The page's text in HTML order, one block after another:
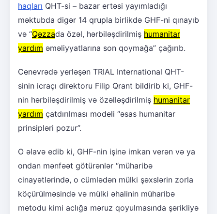
haqları QHT-si – bazar ertəsi yayımladığı
məktubda digər 14 qrupla birlikdə GHF-ni qınayıb
və “Qəzzada özəl, hərbiləşdirilmiş humanitar
yardım əməliyyatlarına son qoymağa” çağırıb.
Cenevrədə yerləşən TRIAL International QHT-
sinin icraçı direktoru Filip Qrant bildirib ki, GHF-
nin hərbiləşdirilmiş və özəlləşdirilmiş humanitar
yardım çatdırılması modeli “əsas humanitar
prinsipləri pozur”.
O əlavə edib ki, GHF-nin işinə imkan verən və ya
ondan mənfəət götürənlər “müharibə
cinayətlərində, o cümlədən mülki şəxslərin zorla
köçürülməsində və mülki əhalinin müharibə
metodu kimi aclığa məruz qoyulmasında şərikliyə